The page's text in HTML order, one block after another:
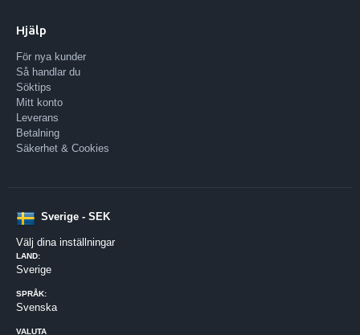
Hjälp
För nya kunder
Så handlar du
Söktips
Mitt konto
Leverans
Betalning
Säkerhet & Cookies
Sverige - SEK
Välj dina inställningar
LAND:
Sverige
SPRÅK:
Svenska
VALUTA